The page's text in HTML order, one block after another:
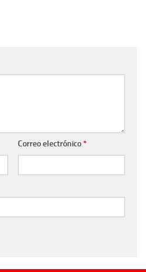
Correo electrónico*